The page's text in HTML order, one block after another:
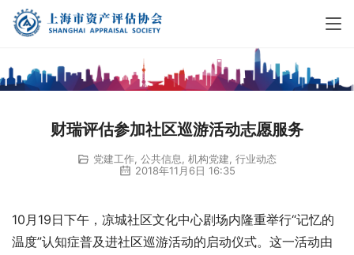
财瑞评估参加社区巡游活动志愿服务
党建工作 公共信息 机构党建 行业动态
2018年11月6日 16:35
10月19日下午，凉城社区文化中心剧场内隆重举行“记忆的
温度”认知症普及进社区巡游活动的启动仪式。这一活动由